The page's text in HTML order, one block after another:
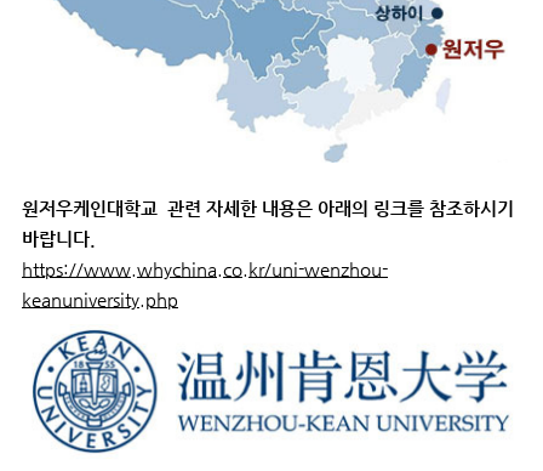
원저우케인 대학교 관련 자세한 내용은 아래의 링크를 참조하시기
바랍니다.
https://www.whychina.co.kr/uni-wenzhou-
keanuniversity.php